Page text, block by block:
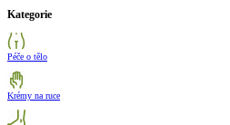
Kategorie
Péče o tělo
Krémy na ruce